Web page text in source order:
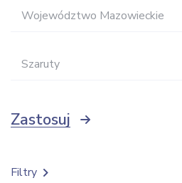
Województwo Mazowieckie
Szaruty
Zastosuj
Filtry